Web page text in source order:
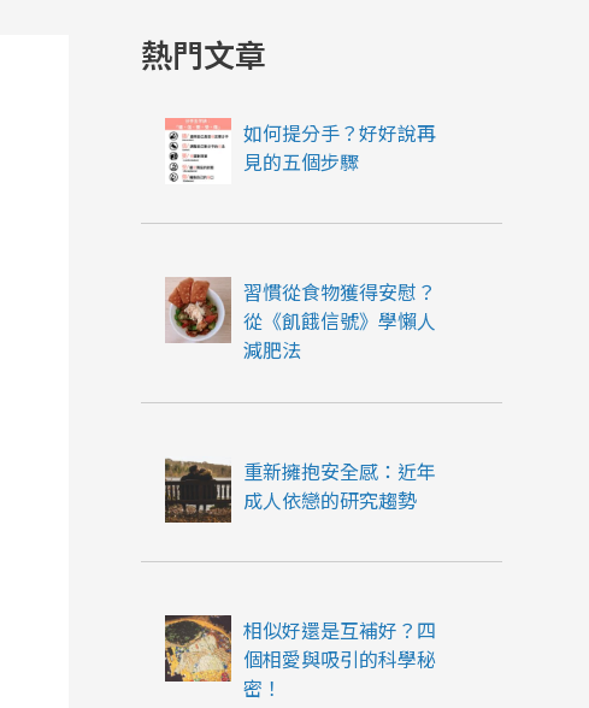
熱門文章
如何提分手？好好說再
見的五個步驟
習慣從食物獲得安慰？
從《飢餓信號》學懶人
減肥法
重新擁抱安全感：近年
成人依戀的研究趨勢
相似好還是互補好？四
個相愛與吸引的科學秘
密！